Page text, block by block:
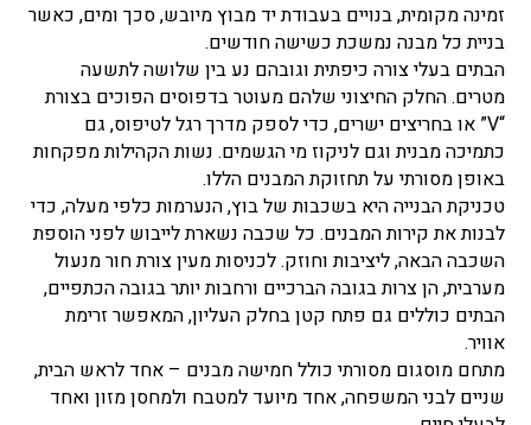
זמינה מקומית, בנויים בעבודת יד מבוץ מיובש, סכך ומים, כאשר
בניית כל מבנה נמשכת כשישה חודשים.
הבתים בעלי צורה כיפתית וגובהם נע בין שלושה לתשעה
מטרים. החלק החיצוני שלהם מעוטר בדפוסים הפוכים בצורת
“V” או בחריצים ישרים, כדי לספק מדרך רגל לטיפוס, גם
כתמיכה מבנית וגם לניקוז מי הגשמים. נשות הקהילות מפקחות
באופן מסורתי על תחזוקת המבנים הללו.
טכניקת הבנייה היא בשכבות של בוץ, הנערמות כלפי מעלה, כדי
לבנות את קירות המבנים. כל שכבה נשארת לייבוש לפני הוספת
השכבה הבאה, ליציבות וחוזק. לכניסות מעין צורת חור מנעול
מערבית, הן צרות בגובה הברכיים ורחבות יותר בגובה הכתפיים,
הבתים כוללים גם פתח קטן בחלק העליון, המאפשר זרימת
אוויר.
מתחם מוסגום מסורתי כולל חמישה מבנים – אחד לראש הבית,
שניים לבני המשפחה, אחד מיועד למטבח ולמחסן מזון ואחד